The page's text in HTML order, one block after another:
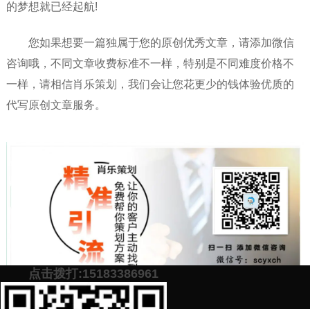
的梦想就已经起航!
您如果想要一篇独属于您的原创优秀文章，请添加微信
咨询哦，不同文章收费标准不一样，特别是不同难度价格不
一样，请相信肖乐策划，我们会让您花更少的钱体验优质的
代写原创文章服务。
点击拨打:15183386961